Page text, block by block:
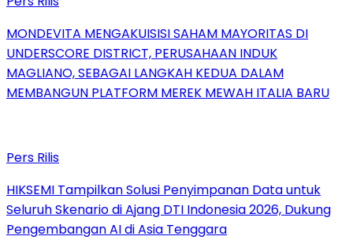
MONDEVITA MENGAKUISISI SAHAM MAYORITAS DI
UNDERSCORE DISTRICT, PERUSAHAAN INDUK
MAGLIANO, SEBAGAI LANGKAH KEDUA DALAM
MEMBANGUN PLATFORM MEREK MEWAH ITALIA BARU
Pers Rilis
HIKSEMI Tampilkan Solusi Penyimpanan Data untuk
Seluruh Skenario di Ajang DTI Indonesia 2026, Dukung
Pengembangan AI di Asia Tenggara